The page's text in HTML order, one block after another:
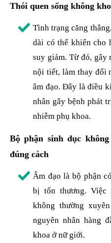
Thói quen sống không
Tình trạng căng
dài có thể khiến cho
suy giảm. Từ đó, gây
nội tiết, làm thay đổi
âm đạo. Đây là điều
nhân gây bệnh phát
nhiễm phụ khoa.
Bộ phận sinh dục
đúng cách
Âm đạo là bộ phận
bị tổn thương.
không thường
nguyên nhân hàng
khoa ở nữ giới.